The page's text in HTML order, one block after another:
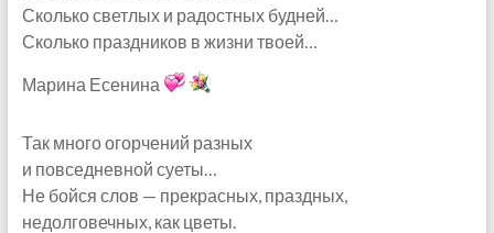
Сколько светлых и радостных будней…
Сколько праздников в жизни твоей…
Марина Есенина
Так много огорчений разных
и повседневной суеты…
Не бойся слов — прекрасных, праздных,
недолговечных, как цветы.